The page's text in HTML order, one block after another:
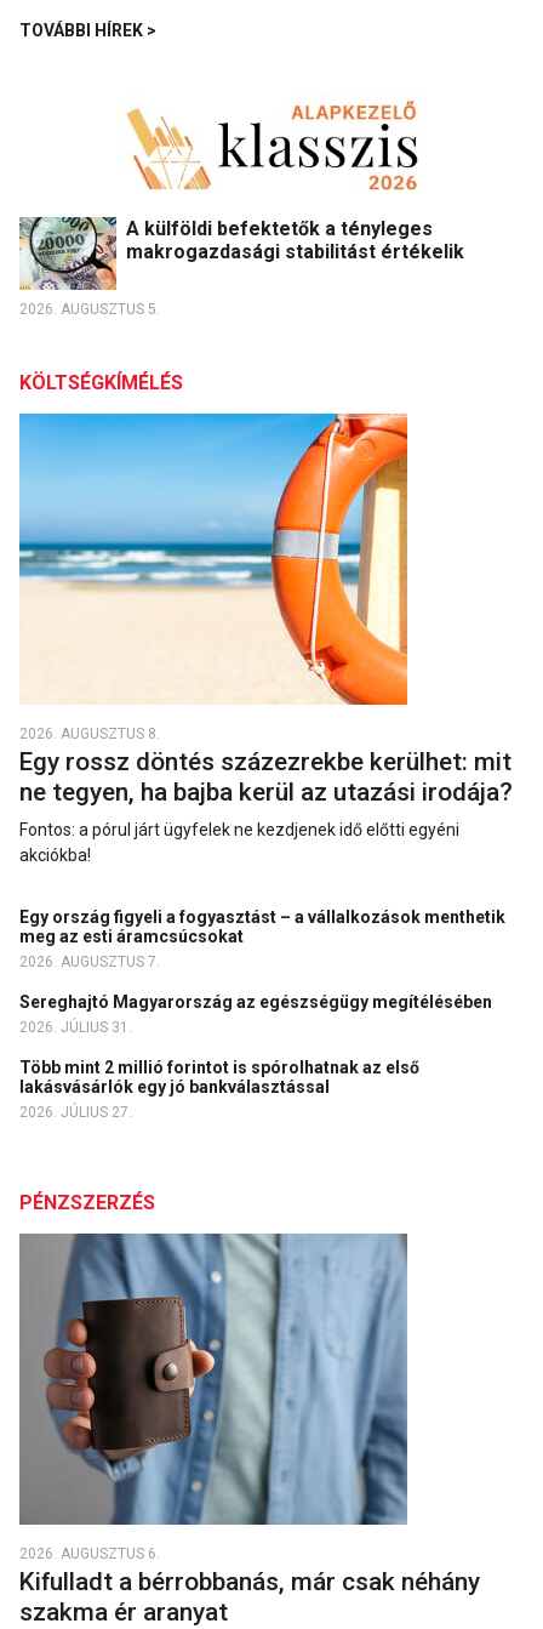
TOVÁBBI HÍREK >
A külföldi befektetők a tényleges
makrogazdasági stabilitást értékelik
2026. AUGUSZTUS 5.
KÖLTSÉGKÍMÉLÉS
2026. AUGUSZTUS 8.
Egy rossz döntés százezrekbe kerülhet: mit
ne tegyen, ha bajba kerül az utazási irodája?
Fontos: a pórul járt ügyfelek ne kezdjenek idő előtti egyéni
akciókba!
Egy ország figyeli a fogyasztást – a vállalkozások menthetik
meg az esti áramcsúcsokat
2026. AUGUSZTUS 7.
Sereghajtó Magyarország az egészségügy megítélésében
2026. JÚLIUS 31.
Több mint 2 millió forintot is spórolhatnak az első
lakásvásárlók egy jó bankválasztással
2026. JÚLIUS 27.
PÉNZSZERZÉS
2026. AUGUSZTUS 6.
Kifulladt a bérrobbanás, már csak néhány
szakma ér aranyat